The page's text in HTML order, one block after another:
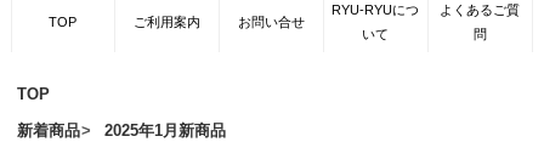
TOP ご利用案内 お問い合せ
RYU-RYUにつ
いて
よくあるご質
問
TOP
新着商品
2025年1月新商品